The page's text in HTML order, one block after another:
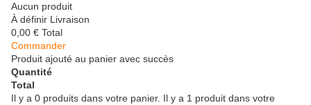
Aucun produit
À définir Livraison
0,00 € Total
Commander
Produit ajouté au panier avec succès
Quantité
Total
Il y a 0 produits dans votre panier. Il y a 1 produit dans votre